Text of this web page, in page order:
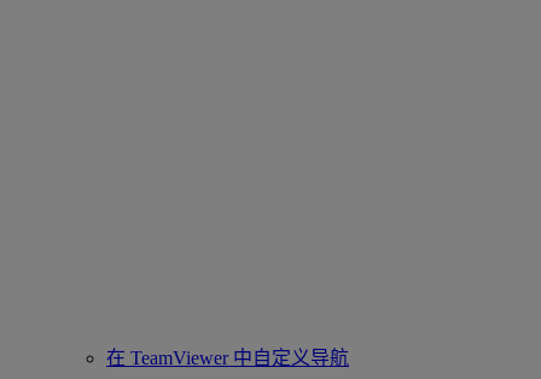
在 TeamViewer 中自定义导航